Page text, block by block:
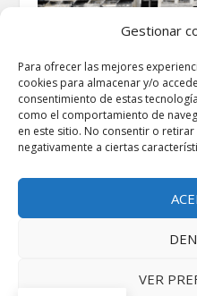
Gestionar
Para ofrecer las mejores
cookies para almacenar y/o
consentimiento de estas
como el comportamiento de
en este sitio. No consentir o
negativamente a ciertas
VER
El Ejecutivo aprobará
expropiación y